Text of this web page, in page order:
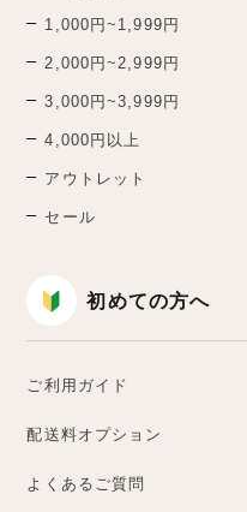
1,000円~1,999円
2,000円~2,999円
3,000円~3,999円
4,000円以上
アウトレット
セール
初めての方へ
ご利用ガイド
配送料オプション
よくあるご質問